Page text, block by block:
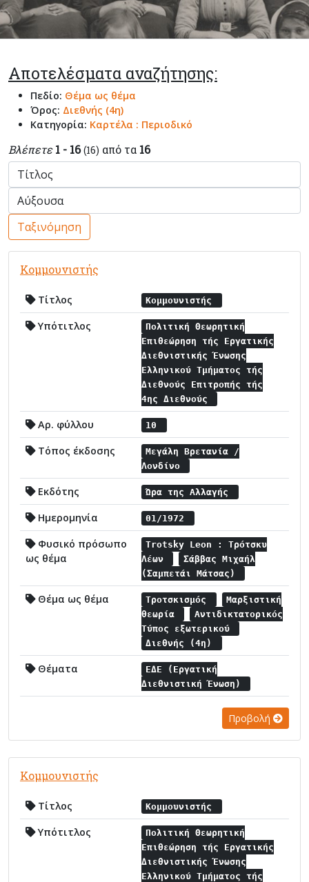
Αποτελέσματα αναζήτησης:
Πεδίο: Θέμα ως θέμα
Όρος: Διεθνής (4η)
Κατηγορία: Καρτέλα : Περιοδικό
Βλέπετε 1 - 16 (16) από τα 16
Ταξινόμηση
Κομμουνιστής
Τίτλος Κομμουνιστής
Υπότιτλος
Πολιτική Θεωρητική
Επιθεώρηση τής Εργατικής
Διεθνιστικής Ένωσης
Ελληνικού Τμήματος τής
Διεθνούς Επιτροπής τής
4ης Διεθνούς
Αρ. φύλλου 10
Τόπος έκδοσης
Μεγάλη Βρετανία /
Λονδίνο
Εκδότης Ώρα της Αλλαγής
Ημερομηνία 01/1972
Φυσικό πρόσωπο
ως θέμα
Trotsky Leon : Τρότσκυ
Λέων
Σάββας Μιχαήλ
(Σαμπετάι Μάτσας)
Θέμα ως θέμα Τροτσκισμός
Μαρξιστική
θεωρία
Αντιδικτατορικός
Τύπος εξωτερικού
Διεθνής (4η)
Θέματα
ΕΔΕ (Εργατική
Διεθνιστική Ένωση)
Προβολή
Κομμουνιστής
Τίτλος Κομμουνιστής
Υπότιτλος
Πολιτική Θεωρητική
Επιθεώρηση τής Εργατικής
Διεθνιστικής Ένωσης
Ελληνικού Τμήματος τής